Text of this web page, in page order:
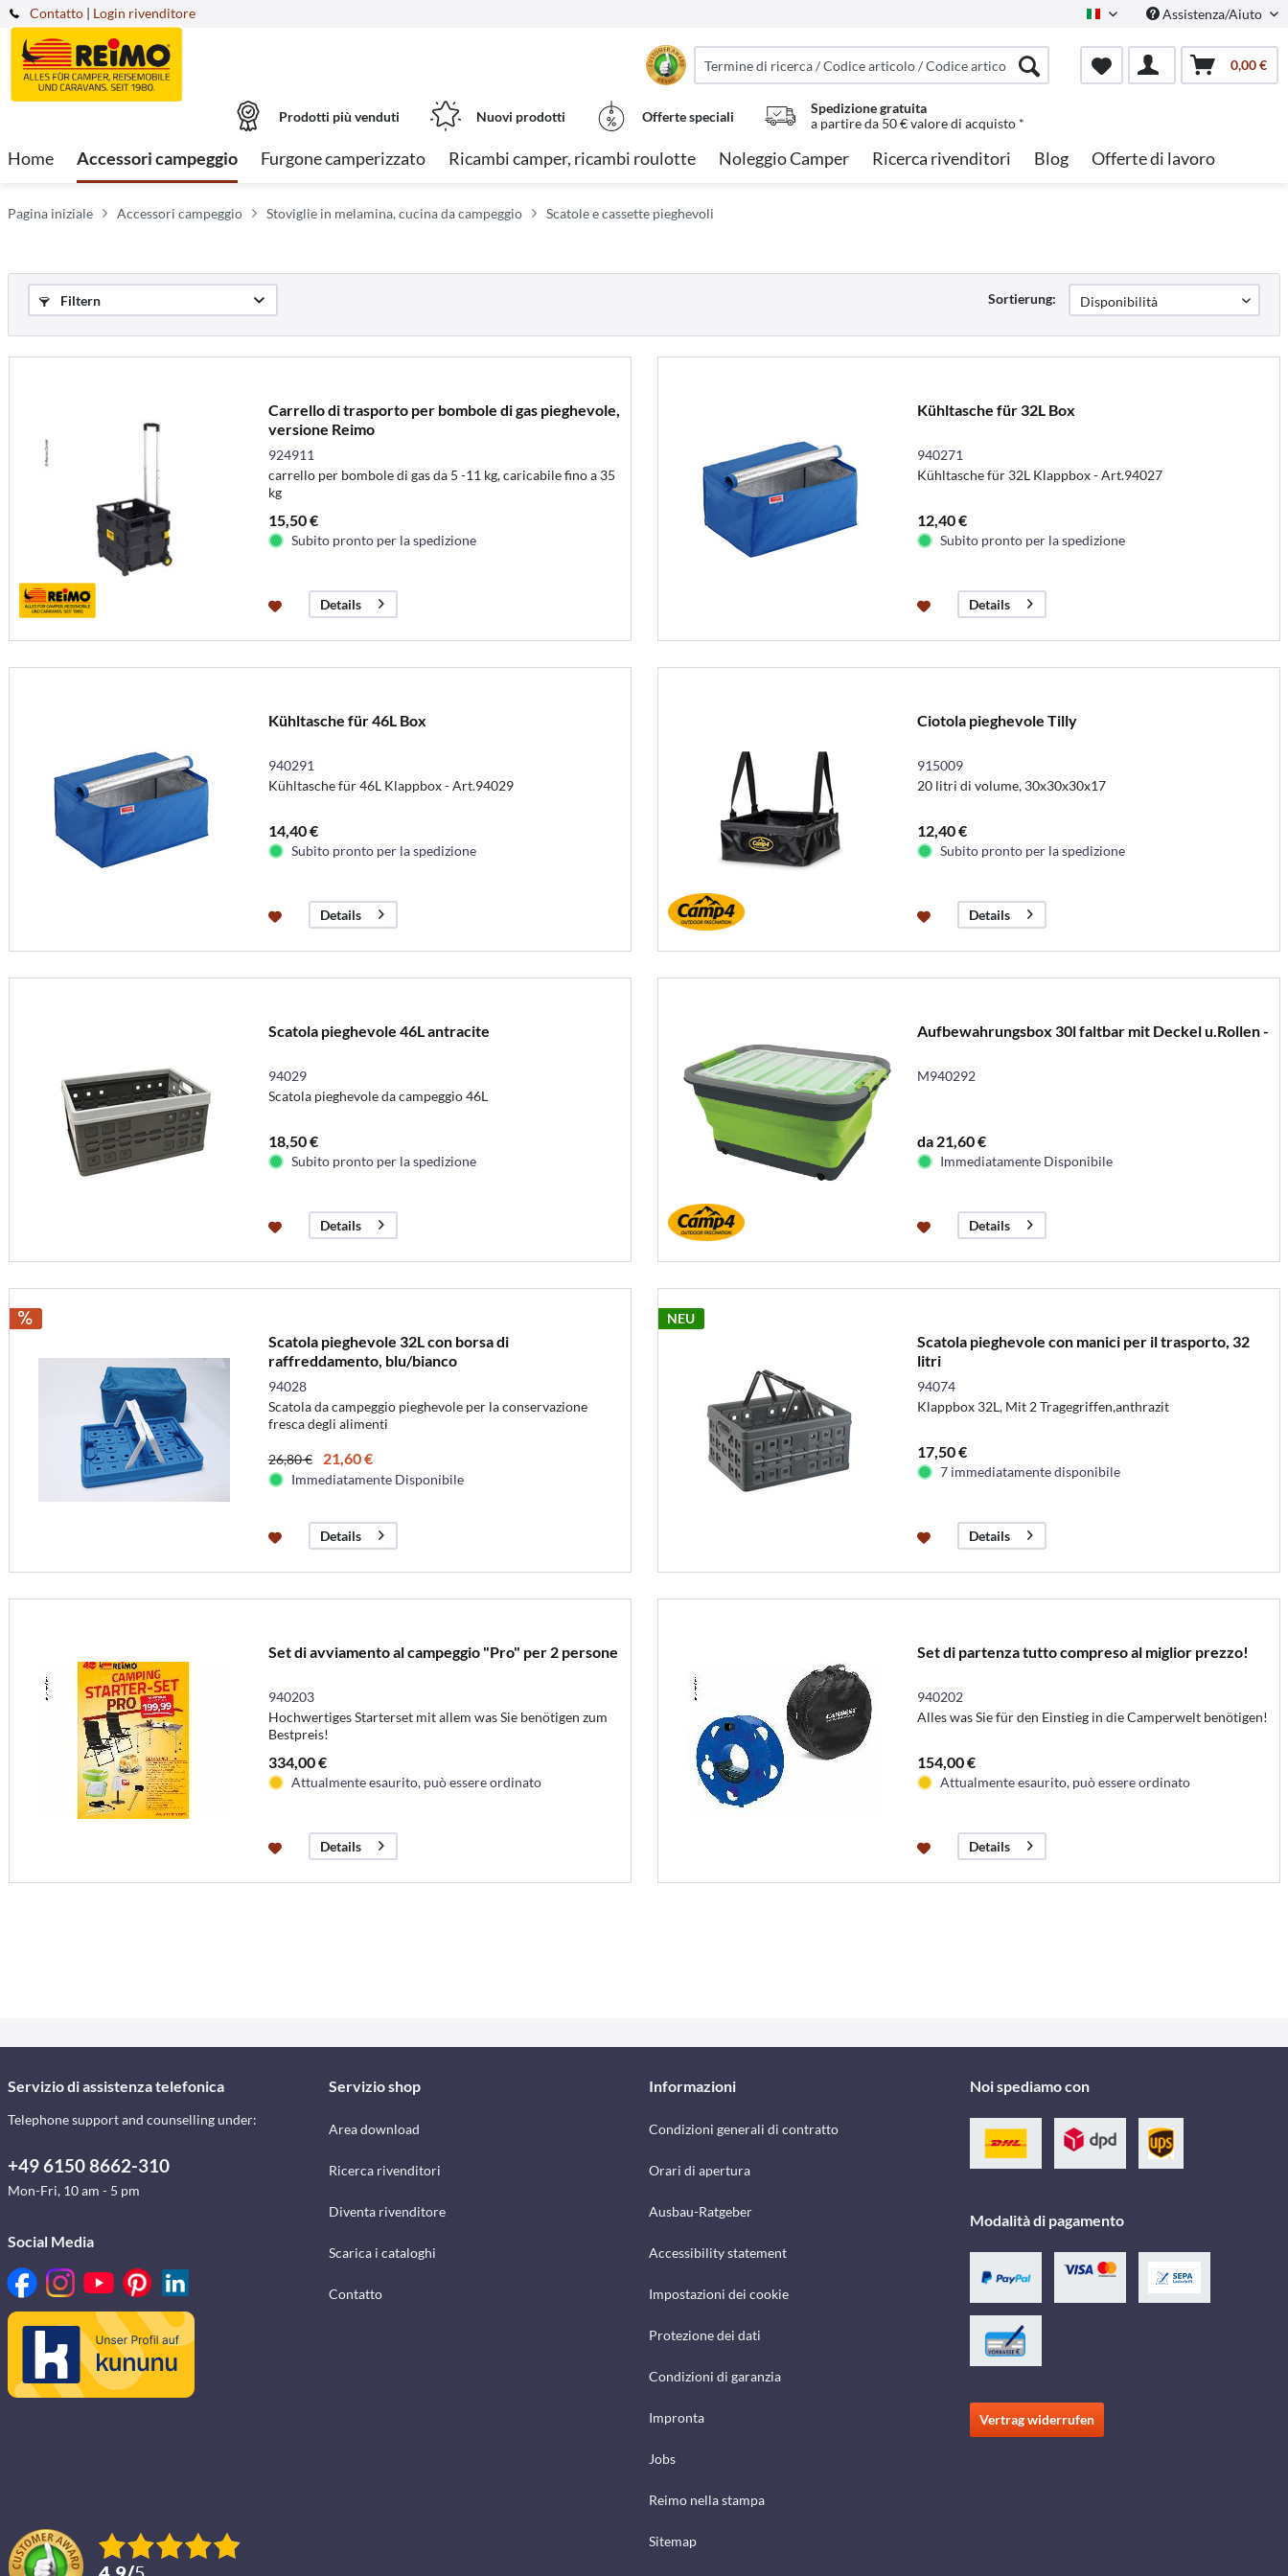
Contatto Italian Assistenza/Aiuto
| Login rivenditore
0,00 €
Prodotti più venduti Nuovi prodotti Offerte speciali
Spedizione gratuita
a partire da 50 € valore di acquisto *
Home Accessori campeggio Furgone camperizzato Ricambi camper, ricambi roulotte Noleggio Camper Ricerca rivenditori Blog Offerte di lavoro
Pagina iniziale Accessori campeggio Stoviglie in melamina, cucina da campeggio Scatole e cassette pieghevoli
Filtern Sortierung:
Carrello di trasporto per bombole di gas pieghevole,
versione Reimo
924911
carrello per bombole di gas da 5 -11 kg, caricabile fino a 35
kg
15,50 €
Subito pronto per la spedizione
Details
Kühltasche für 32L Box
940271
Kühltasche für 32L Klappbox - Art.94027
12,40 €
Subito pronto per la spedizione
Details
Kühltasche für 46L Box
940291
Kühltasche für 46L Klappbox - Art.94029
14,40 €
Subito pronto per la spedizione
Details
Ciotola pieghevole Tilly
915009
20 litri di volume, 30x30x30x17
12,40 €
Subito pronto per la spedizione
Details
Scatola pieghevole 46L antracite
94029
Scatola pieghevole da campeggio 46L
18,50 €
Subito pronto per la spedizione
Details
Aufbewahrungsbox 30l faltbar mit Deckel u.Rollen -
M940292
da 21,60 €
Immediatamente Disponibile
Details
Scatola pieghevole 32L con borsa di
raffreddamento, blu/bianco
94028
Scatola da campeggio pieghevole per la conservazione
fresca degli alimenti
26,80 € 21,60 €
Immediatamente Disponibile
Details
NEU
Scatola pieghevole con manici per il trasporto, 32
litri
94074
Klappbox 32L, Mit 2 Tragegriffen,anthrazit
17,50 €
7 immediatamente disponibile
Details
Set di avviamento al campeggio "Pro" per 2 persone
940203
Hochwertiges Starterset mit allem was Sie benötigen zum
Bestpreis!
334,00 €
Attualmente esaurito, può essere ordinato
Details
Set di partenza tutto compreso al miglior prezzo!
940202
Alles was Sie für den Einstieg in die Camperwelt benötigen!
154,00 €
Attualmente esaurito, può essere ordinato
Details
Servizio di assistenza telefonica
Telephone support and counselling under:
+49 6150 8662-310
Mon-Fri, 10 am - 5 pm
Social Media
Servizio shop
Area download
Ricerca rivenditori
Diventa rivenditore
Scarica i cataloghi
Contatto
Informazioni
Condizioni generali di contratto
Orari di apertura
Ausbau-Ratgeber
Accessibility statement
Impostazioni dei cookie
Protezione dei dati
Condizioni di garanzia
Impronta
Jobs
Reimo nella stampa
Sitemap
Noi spediamo con
Modalità di pagamento
Vertrag widerrufen